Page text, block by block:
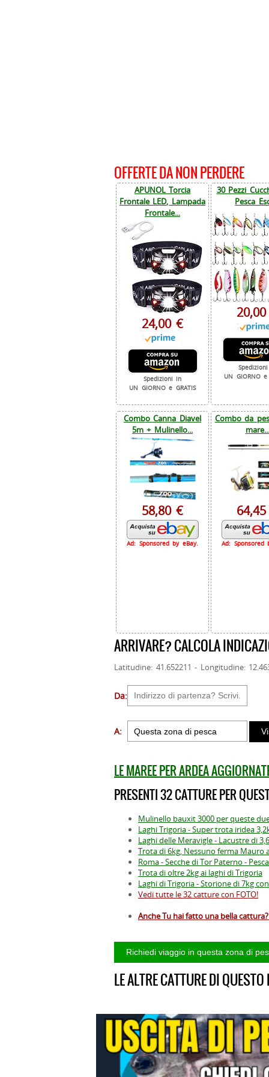
OFFERTE DA NON PERDERE
APUNOL Torcia
Frontale LED, Lampada
Frontale...
24,00 €
Spedizioni in
UN GIORNO e GRATIS
30 Pezzi
Pesca
UN GIORNO e
Combo Canna Diavel
5m + Mulinello...
58,80 €
Ad: Sponsored by eBay.
Combo da
mare...
Ad: Sponsored
ARRIVARE? CALCOLA
Latitudine: 41.652211 - Longitudine:
Da:
A:
LE MAREE PER ARDEA
PRESENTI 32 CATTURE PER
Mulinello bauxit 3000 per queste
Laghi Trigoria - Super trota iridea
Laghi delle Meravigle - Lacustre di
Trota di 6kg, Nessuno ferma Mauro
Roma - Secche di Tor Paterno -
Trota di oltre 2kg ai laghi di Trigoria
Laghi di Trigoria - Storione di 7kg
Vedi tutte le 32 catture con FOTO!
Anche Tu hai fatto una bella
LE ALTRE CATTURE DI QUESTO